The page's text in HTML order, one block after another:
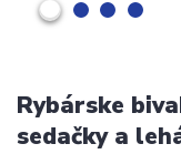
Rybárske
sedačky a